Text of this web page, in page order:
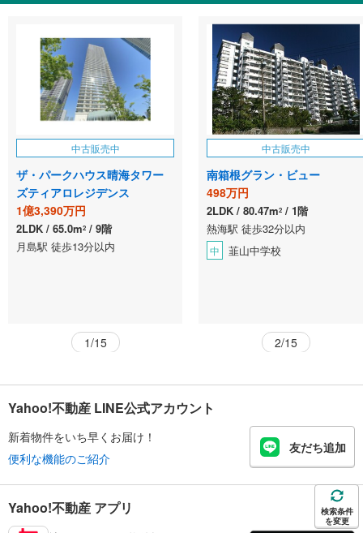
中古販売中
ザ・パークハウス晴海タワー
ズティアロレジデンス
1億3,390万円
2LDK 65.0m2
9階
月島駅 徒歩13分以内
1/15
中古販売中
南箱根グラン・ビュー
498万円
2LDK 80.47m2
1階
熱海駅 徒歩32分以内
中 韮山中学校
2/15
検索条件
を変更
Yahoo!不動産 LINE公式アカウント
新着物件をいち早くお届け！
便利な機能のご紹介
友だち追加
Yahoo!不動産 アプリ